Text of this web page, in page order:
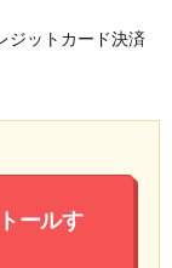
ジットカード決済
ールす